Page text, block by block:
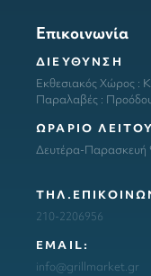
Επικοινωνία
ΔΙΕΥΘΥΝΣΗ
Εκθεσιακός Χώρος :
Παραλαβές :
ΩΡΑΡΙΟ
Δευτέρα-Παρασκευή
210-2206956
ΕΜΑΙL:
info@grillmarket.gr